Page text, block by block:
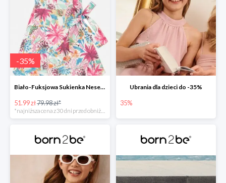
-35%
Biało-Fuksjowa Sukienka Nesenia
51.99 zł79.98 zł*
Ubrania dla dzieci do -35%
35%